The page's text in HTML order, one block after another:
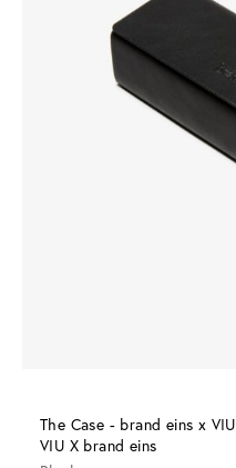
The Case - brand eins x VIU
VIU X brand eins